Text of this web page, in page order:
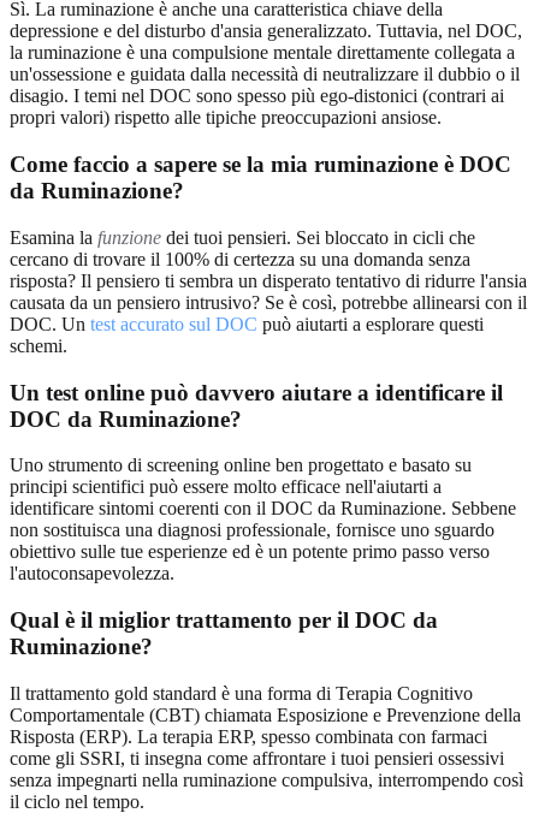
Sì. La ruminazione è anche una caratteristica chiave della
depressione e del disturbo d'ansia generalizzato. Tuttavia, nel DOC,
la ruminazione è una compulsione mentale direttamente collegata a
un'ossessione e guidata dalla necessità di neutralizzare il dubbio o il
disagio. I temi nel DOC sono spesso più ego-distonici (contrari ai
propri valori) rispetto alle tipiche preoccupazioni ansiose.
Come faccio a sapere se la mia ruminazione è DOC
da Ruminazione?
Esamina la funzione dei tuoi pensieri. Sei bloccato in cicli che
cercano di trovare il 100% di certezza su una domanda senza
risposta? Il pensiero ti sembra un disperato tentativo di ridurre l'ansia
causata da un pensiero intrusivo? Se è così, potrebbe allinearsi con il
DOC. Un test accurato sul DOC può aiutarti a esplorare questi
schemi.
Un test online può davvero aiutare a identificare il
DOC da Ruminazione?
Uno strumento di screening online ben progettato e basato su
principi scientifici può essere molto efficace nell'aiutarti a
identificare sintomi coerenti con il DOC da Ruminazione. Sebbene
non sostituisca una diagnosi professionale, fornisce uno sguardo
obiettivo sulle tue esperienze ed è un potente primo passo verso
l'autoconsapevolezza.
Qual è il miglior trattamento per il DOC da
Ruminazione?
Il trattamento gold standard è una forma di Terapia Cognitivo
Comportamentale (CBT) chiamata Esposizione e Prevenzione della
Risposta (ERP). La terapia ERP, spesso combinata con farmaci
come gli SSRI, ti insegna come affrontare i tuoi pensieri ossessivi
senza impegnarti nella ruminazione compulsiva, interrompendo così
il ciclo nel tempo.